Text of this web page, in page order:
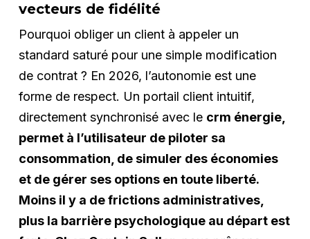
vecteurs de fidélité
Pourquoi obliger un client à appeler un
standard saturé pour une simple modification
de contrat ? En 2026, l’autonomie est une
forme de respect. Un portail client intuitif,
directement synchronisé avec le crm énergie,
permet à l’utilisateur de piloter sa
consommation, de simuler des économies
et de gérer ses options en toute liberté.
Moins il y a de frictions administratives,
plus la barrière psychologique au départ est